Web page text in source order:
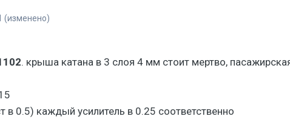
(изменено)
. крыша катана в 3 слоя 4 мм стоит мертво,
в 0.5) каждый усилитель в 0.25 соответственно